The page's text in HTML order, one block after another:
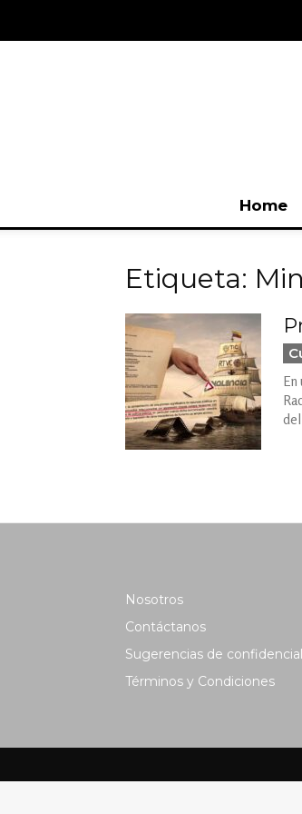
Home
Etiqueta:
En
Nosotros
Contáctanos
Sugerencias de
Términos y Condiciones